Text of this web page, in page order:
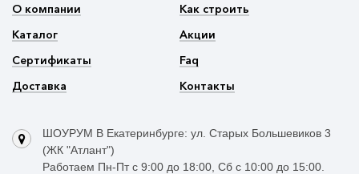
О компании
Каталог
Сертификаты
Доставка
Как строить
Акции
Faq
Контакты
ШОУРУМ В Екатеринбурге: ул. Старых Большевиков 3
(ЖК "Атлант")
Работаем Пн-Пт с 9:00 до 18:00, Сб с 10:00 до 15:00.